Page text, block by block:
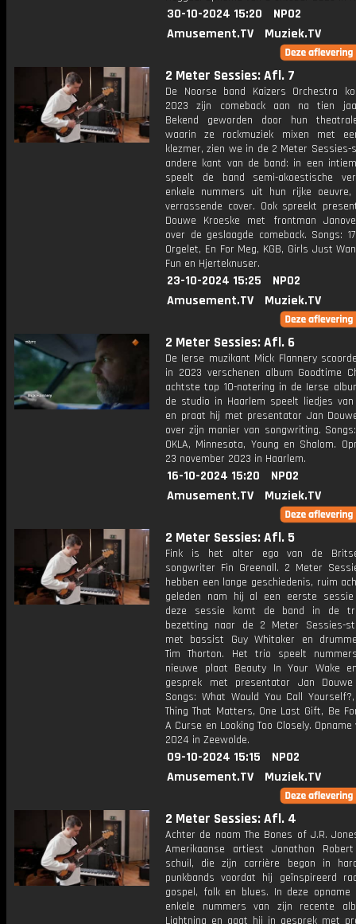
30-10-2024 15:20
NPO2
Amusement.TV
Muziek.TV
2 Meter Sessies: Afl. 7
De Noorse band Kaizers Orchestra
2023 zijn comeback aan na tien
Bekend geworden door hun
waarin ze rockmuziek mixen met
klezmer, zien we in de 2 Meter Sessies-
andere kant van de band: in een
speelt de band semi-akoestische
enkele nummers uit hun rijke
verrassende cover. Ook spreekt
Douwe Kroeske met frontman
over de geslaagde comeback. Songs:
Orgelet, En For Meg, KGB, Girls Just
Fun en Hjerteknuser.
23-10-2024 15:25
NPO2
Amusement.TV
Muziek.TV
2 Meter Sessies: Afl. 6
De Ierse muzikant Mick Flannery
in 2023 verschenen album Goodtime
achtste top 10-notering in de Ierse
de studio in Haarlem speelt liedjes
en praat hij met presentator Jan
over zijn manier van songwriting.
OKLA, Minnesota, Young en Shalom.
23 november 2023 in Haarlem.
16-10-2024 15:20
NPO2
Amusement.TV
Muziek.TV
2 Meter Sessies: Afl. 5
Fink is het alter ego van de
songwriter Fin Greenall. 2 Meter
hebben een lange geschiedenis, ruim
geleden nam hij al een eerste
deze sessie komt de band in de
bezetting naar de 2 Meter Sessies-
met bassist Guy Whitaker en
Tim Thorton. Het trio speelt
nieuwe plaat Beauty In Your Wake
gesprek met presentator Jan Douwe
Songs: What Would You Call
Thing That Matters, One Last Gift, Be
A Curse en Looking Too Closely. Opname
2024 in Zeewolde.
09-10-2024 15:15
NPO2
Amusement.TV
Muziek.TV
2 Meter Sessies: Afl. 4
Achter de naam The Bones of J.R.
Amerikaanse artiest Jonathon
schuil, die zijn carrière begon in
punkbands voordat hij geïnspireerd
gospel, folk en blues. In deze
enkele nummers van zijn recente
Lightning en gaat hij in gesprek met